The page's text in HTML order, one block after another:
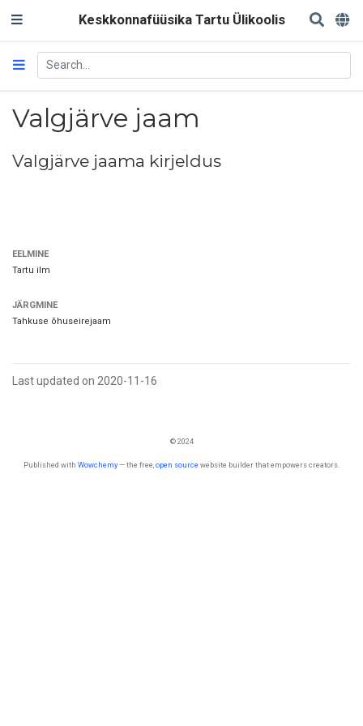
Keskkonnafüüsika Tartu Ülikoolis
Valgjärve jaam
Valgjärve jaama kirjeldus
EELMINE
Tartu ilm
JÄRGMINE
Tahkuse õhuseirejaam
Last updated on 2020-11-16
© 2024
Published with Wowchemy— the free,open source website builder that empowers creators.